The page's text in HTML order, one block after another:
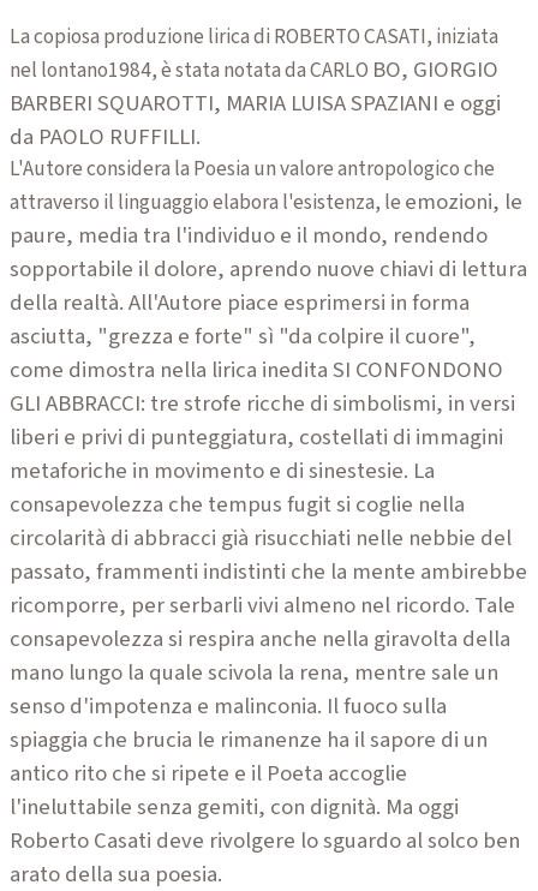
La copiosa produzione lirica di ROBERTO CASATI, iniziata
nel lontano1984, è stata notata da CARLO BO, GIORGIO
BARBERI SQUAROTTI, MARIA LUISA SPAZIANI e oggi
da PAOLO RUFFILLI.
L'Autore considera la Poesia un valore antropologico che
attraverso il linguaggio elabora l'esistenza, le emozioni, le
paure, media tra l'individuo e il mondo, rendendo
sopportabile il dolore, aprendo nuove chiavi di lettura
della realtà. All'Autore piace esprimersi in forma
asciutta, "grezza e forte" sì "da colpire il cuore",
come dimostra nella lirica inedita SI CONFONDONO
GLI ABBRACCI: tre strofe ricche disimbolismi, in versi
liberi e privi di punteggiatura, costellati di immagini
metaforiche in movimento e disinestesie. La
consapevolezza che tempus fugit si coglie nella
circolarità di abbracci già risucchiati nelle nebbie del
passato, frammenti indistinti che la mente ambirebbe
ricomporre, per serbarli vivi almeno nel ricordo. Tale
consapevolezza si respira anche nella giravolta della
mano lungo la quale scivola la rena, mentre sale un
senso d'impotenza e malinconia. Il fuoco sulla
spiaggia che brucia le rimanenze ha ilsapore di un
antico rito che si ripete e il Poeta accoglie
l'ineluttabile senza gemiti, con dignità. Ma oggi
Roberto Casati deve rivolgere lo sguardo al solco ben
arato della sua poesia.